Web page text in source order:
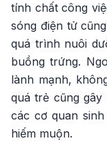
tính chất công
sóng điện tử
quá trình nuôi
buồng trứng.
lành mạnh,
quá trẻ cũng
các cơ quan
hiếm muộn.